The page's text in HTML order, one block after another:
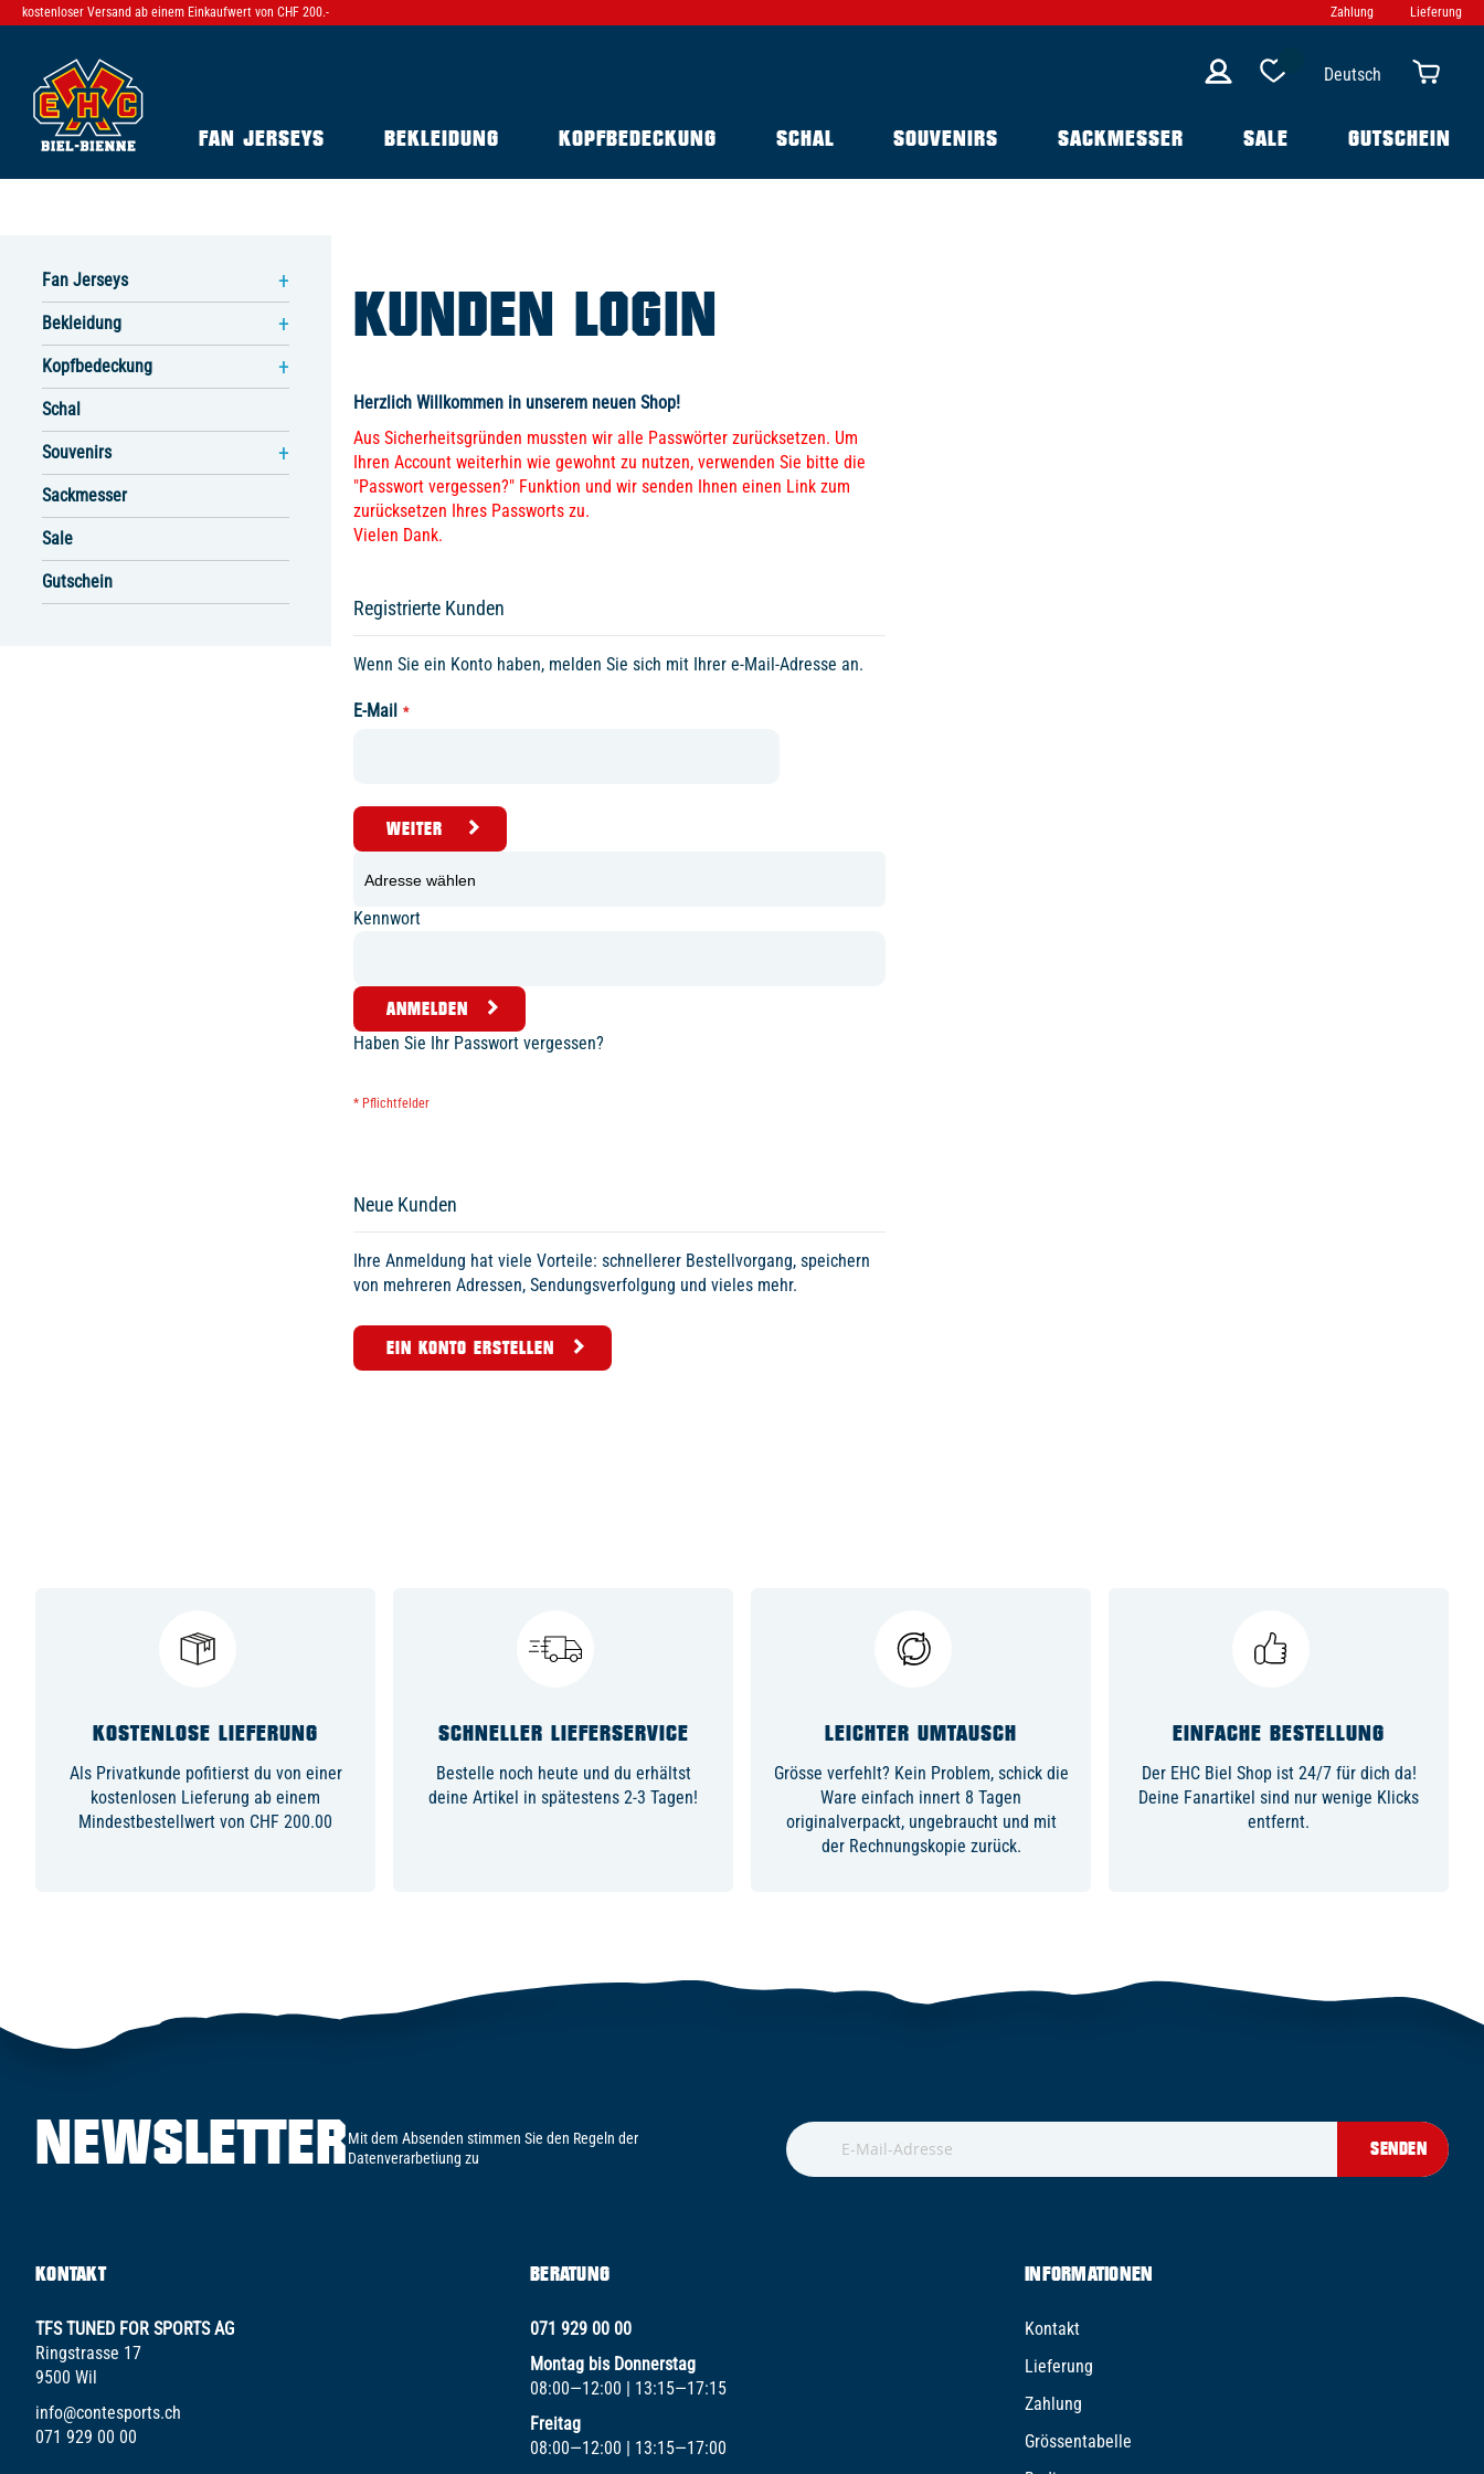
kostenloser Versand ab einem Einkaufwert von CHF 200.- Zahlung Lieferung
Deutsch
FAN JERSEYS BEKLEIDUNG KOPFBEDECKUNG SCHAL SOUVENIRS SACKMESSER SALE GUTSCHEIN
KUNDEN LOGIN
Herzlich Willkommen in unserem neuen Shop!
Aus Sicherheitsgründen mussten wir alle Passwörter zurücksetzen. Um
Ihren Account weiterhin wie gewohnt zu nutzen, verwenden Sie bitte die
"Passwort vergessen?" Funktion und wir senden Ihnen einen Link zum
zurücksetzen Ihres Passworts zu.
Vielen Dank.
Registrierte Kunden
Wenn Sie ein Konto haben, melden Sie sich mit Ihrer e-Mail-Adresse an.
E-Mail
WEITER
Kennwort
ANMELDEN
Haben Sie Ihr Passwort vergessen?
Neue Kunden
Ihre Anmeldung hat viele Vorteile: schnellerer Bestellvorgang, speichern
von mehreren Adressen, Sendungsverfolgung und vieles mehr.
EIN KONTO ERSTELLEN
Fan Jerseys
Bekleidung
Kopfbedeckung
Schal
Souvenirs
Sackmesser
Sale
Gutschein
KOSTENLOSE LIEFERUNG
Als Privatkunde pofitierst du von einer
kostenlosen Lieferung ab einem
Mindestbestellwert von CHF 200.00
SCHNELLER LIEFERSERVICE
Bestelle noch heute und du erhältst
deine Artikel in spätestens 2-3 Tagen!
LEICHTER UMTAUSCH
Grösse verfehlt? Kein Problem, schick die
Ware einfach innert 8 Tagen
originalverpackt, ungebraucht und mit
der Rechnungskopie zurück.
EINFACHE BESTELLUNG
Der EHC Biel Shop ist 24/7 für dich da!
Deine Fanartikel sind nur wenige Klicks
entfernt.
NEWSLETTERMit dem Absenden stimmen Sie den Regeln der
Datenverarbetiung zu
SENDEN
KONTAKT
TFS TUNED FOR SPORTS AG
Ringstrasse 17
9500 Wil
info@contesports.ch
071 929 00 00
BERATUNG
071 929 00 00
Montag bis Donnerstag
08:00—12:00 | 13:15—17:15
Freitag
08:00—12:00 | 13:15—17:00
INFORMATIONEN
Kontakt
Lieferung
Zahlung
Grössentabelle